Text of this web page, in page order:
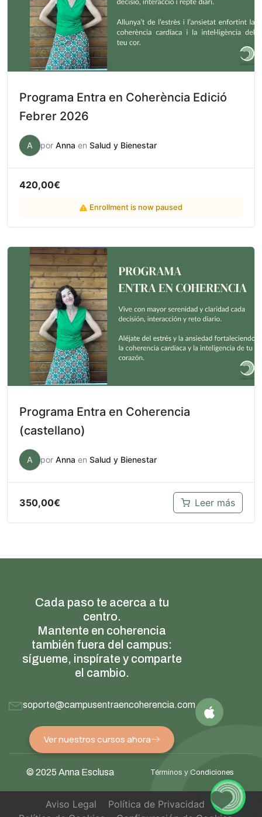
Programa Entra en Coherència Edició
Febrer 2026
A por Anna en Salud y Bienestar
420,00€
Enrollment is now paused
Programa Entra en Coherencia
(castellano)
A por Anna en Salud y Bienestar
350,00€ Leer más
Cada paso te acerca a tu
centro.
Mantente en coherencia
también fuera del campus:
sígueme, inspírate y comparte
el cambio.
soporte@campusentraencoherencia.com
Ver nuestros cursos ahora
© 2025 Anna Esclusa Términos y Condiciones
Aviso Legal
Política de Privacidad